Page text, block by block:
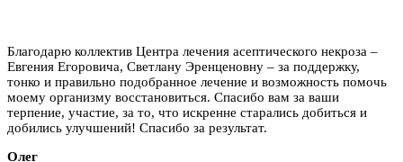
Благодарю коллектив Центра лечения асептического некроза –
Евгения Егоровича, Светлану Эренценовну – за поддержку,
тонко и правильно подобранное лечение и возможность помочь
моему организму восстановиться. Спасибо вам за ваши
терпение, участие, за то, что искренне старались добиться и
добились улучшений! Спасибо за результат.
Олег